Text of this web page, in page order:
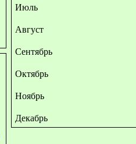
Июль
Август
Сентябрь
Октябрь
Ноябрь
Декабрь